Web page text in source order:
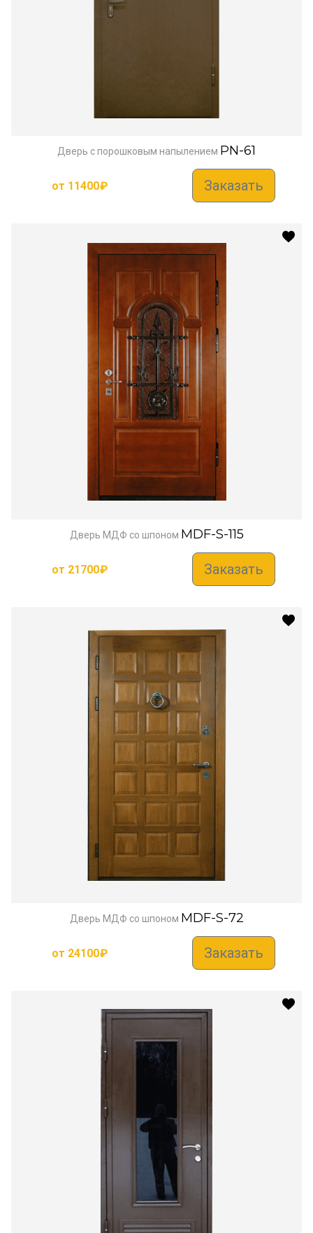
Дверь с порошковым напылением PN-61
от 11400₽ Заказать
Дверь МДФ со шпоном MDF-S-115
от 21700₽ Заказать
Дверь МДФ со шпоном MDF-S-72
от 24100₽ Заказать